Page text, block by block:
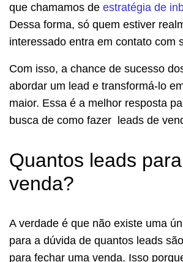
que chamamos de estratégia de
Dessa forma, só quem estiver
interessado entra em contato com
Com isso, a chance de sucesso
abordar um lead e transformá-lo
maior. Essa é a melhor resposta
busca de como fazer leads de
Quantos leads
venda?
A verdade é que não existe uma
para a dúvida de quantos leads
para fechar uma venda. Isso